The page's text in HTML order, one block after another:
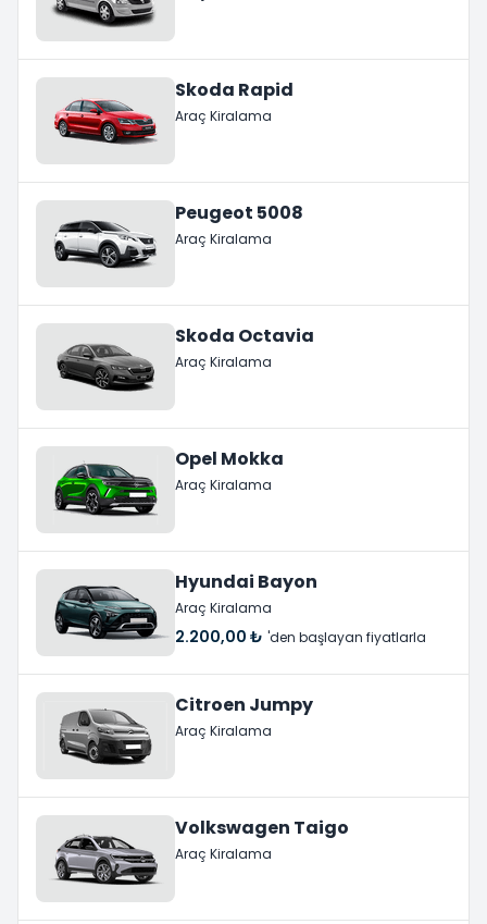
Skoda Rapid
Araç Kiralama
Peugeot 5008
Araç Kiralama
Skoda Octavia
Araç Kiralama
Opel Mokka
Araç Kiralama
Hyundai Bayon
Araç Kiralama
2.200,00 ₺ 'den başlayan fiyatlarla
Citroen Jumpy
Araç Kiralama
Volkswagen Taigo
Araç Kiralama